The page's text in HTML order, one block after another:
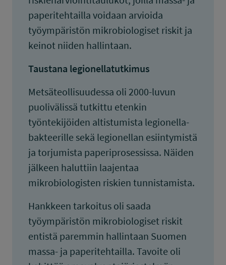
paperitehtailla voidaan arvioida
työympäristön mikrobiologiset riskit ja
keinot niiden hallintaan.
Taustana legionellatutkimus
Metsäteollisuudessa oli 2000-luvun
puolivälissä tutkittu etenkin
työntekijöiden altistumista legionella-
bakteerille sekä legionellan esiintymistä
ja torjumista paperiprosessissa. Näiden
jälkeen haluttiin laajentaa
mikrobiologisten riskien tunnistamista.
Hankkeen tarkoitus oli saada
työympäristön mikrobiologiset riskit
entistä paremmin hallintaan Suomen
massa- ja paperitehtailla. Tavoite oli